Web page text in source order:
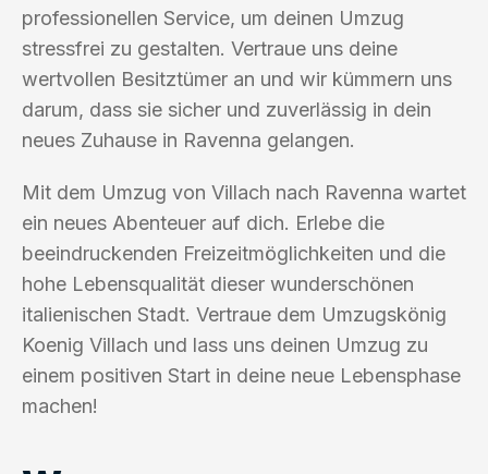
professionellen Service, um deinen Umzug
stressfrei zu gestalten. Vertraue uns deine
wertvollen Besitztümer an und wir kümmern uns
darum, dass sie sicher und zuverlässig in dein
neues Zuhause in Ravenna gelangen.
Mit dem Umzug von Villach nach Ravenna wartet
ein neues Abenteuer auf dich. Erlebe die
beeindruckenden Freizeitmöglichkeiten und die
hohe Lebensqualität dieser wunderschönen
italienischen Stadt. Vertraue dem Umzugskönig
Koenig Villach und lass uns deinen Umzug zu
einem positiven Start in deine neue Lebensphase
machen!